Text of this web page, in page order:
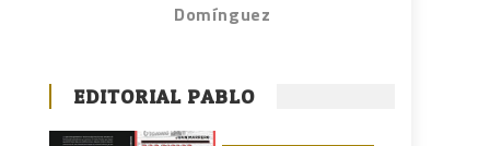
Domínguez
EDITORIAL PABLO